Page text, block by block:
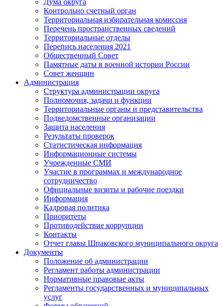
Дума округа
Контрольно счетный орган
Территориальная избирательная комиссия
Перечень пространственных сведений
Территориальные отделы
Перепись населения 2021
Общественный Совет
Памятные даты в военной истории России
Совет женщин
Администрация
Структура администрации округа
Полномочия, задачи и функции
Территориальные органы и представительства
Подведомственные организации
Защита населения
Результаты проверок
Статистическая информация
Информационные системы
Учрежденные СМИ
Участие в программах и международное
сотрудничество
Официальные визиты и рабочие поездки
Информация
Кадровая политика
Приоритеты
Противодействие коррупции
Контакты
Отчет главы Шпаковского муниципального округа
Документы
Положение об администрации
Регламент работы администрации
Нормативные правовые акты
Регламенты государственных и муниципальных
услуг